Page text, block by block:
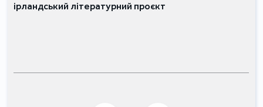
ірландський літературний проєкт